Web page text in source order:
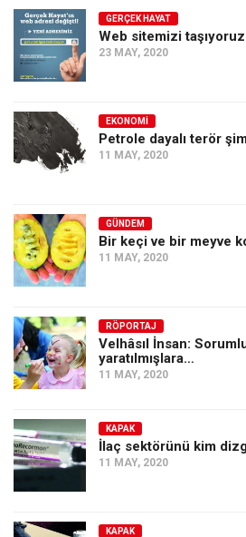
GERÇEK HAYAT
Web sitemizi
23 MAY, 2020
EKONOMI
Petrole dayalı terör
11 MAY, 2020
GÜNDEM
Bir keçi ve bir meyve
11 MAY, 2020
RÖPORTAJ
Velhâsıl İnsan:
yaratılmışlara…
11 MAY, 2020
KAPAK
İlaç sektörünü kim
11 MAY, 2020
KAPAK